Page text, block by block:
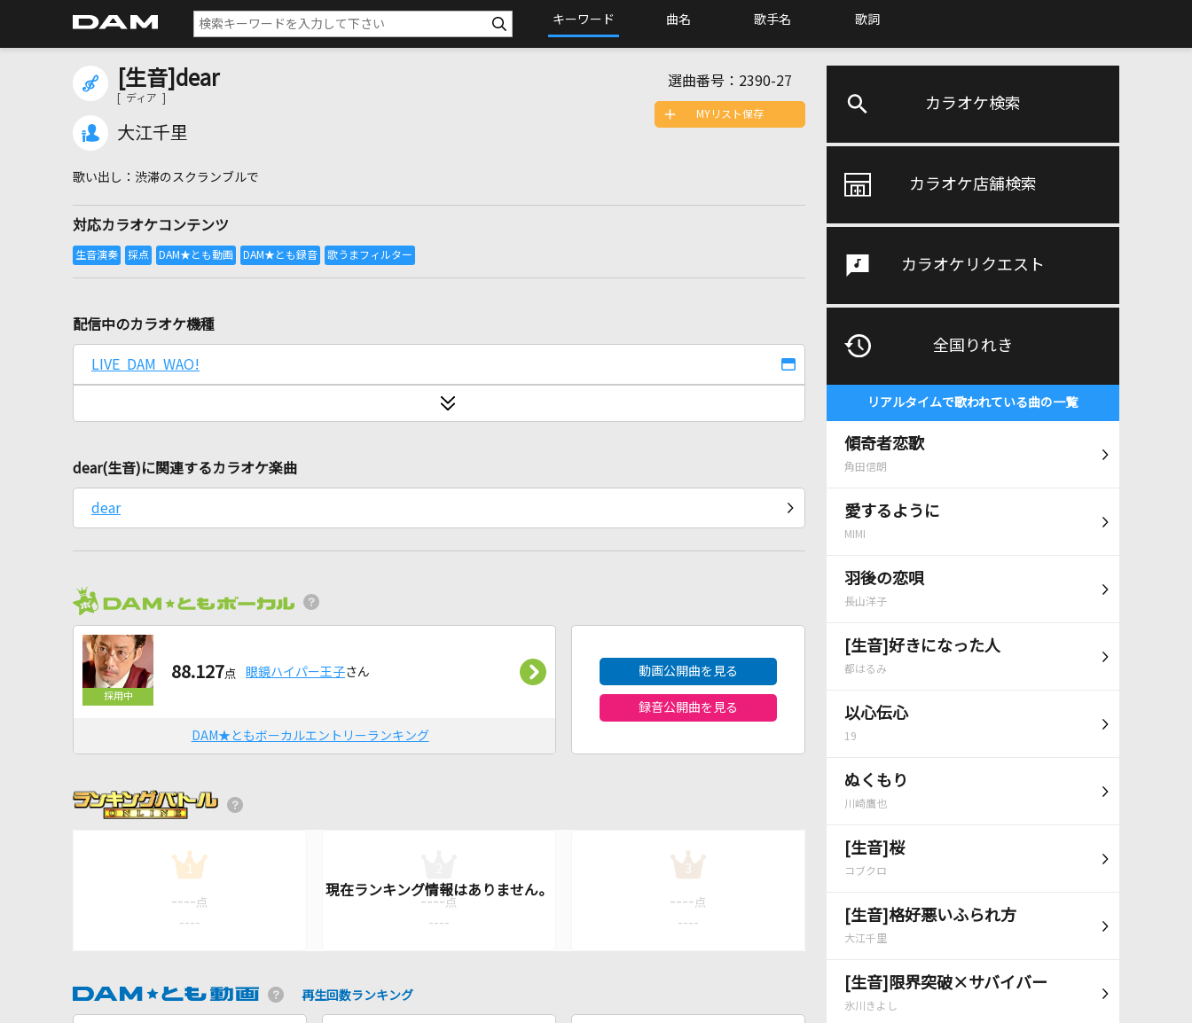
キーワード 曲名 歌手名 歌詞
カラオケ検索
カラオケ店舗検索
カラオケリクエスト
全国りれき
リアルタイムで歌われている曲の一覧
傾奇者恋歌
角田信朗
愛するように
MIMI
羽後の恋唄
長山洋子
[生音]好きになった人
都はるみ
以心伝心
19
ぬくもり
川崎鷹也
[生音]桜
コブクロ
[生音]格好悪いふられ方
大江千里
[生音]限界突破×サバイバー
氷川きよし
[生音]dear
[ ディア ]
大江千里
選曲番号： 2390-27
渋滞のスクランブルで
対応カラオケコンテンツ
MYリスト保存
配信中のカラオケ機種
LIVE DAM WAO!
dear(生音)に関連するカラオケ楽曲
dear
88.127点 眼鏡ハイパー王子さん
DAM★ともボーカルエントリーランキング
動画公開曲を見る
録音公開曲を見る
1
---- 点
----
---- 点
----
3
---- 点
----
再生回数ランキング